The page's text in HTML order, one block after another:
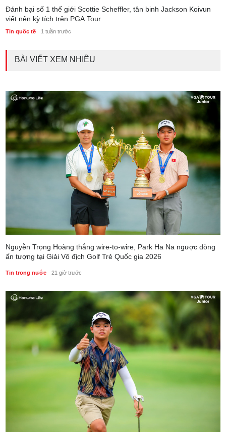
Đánh bại số 1 thế giới Scottie Scheffler, tân binh Jackson Koivun
viết nên kỳ tích trên PGA Tour
Tin quốc tế 1 tuần trước
BÀI VIẾT XEM NHIỀU
Nguyễn Trọng Hoàng thắng wire-to-wire, Park Ha Na ngược dòng
ấn tượng tại Giải Vô địch Golf Trẻ Quốc gia 2026
Tin trong nước 21 giờ trước